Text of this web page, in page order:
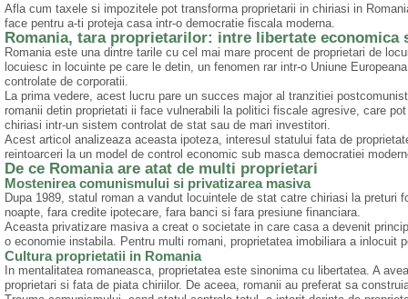
Afla cum taxele si impozitele pot transforma proprietarii in chiriasi in
face pentru a-ti proteja casa intr-o democratie fiscala moderna.
Romania, tara proprietarilor: intre libertate economica
Romania este una dintre tarile cu cel mai mare procent de proprietari de
locuiesc in locuinte pe care le detin, un fenomen rar intr-o Uniune
controlate de corporatii.
La prima vedere, acest lucru pare un succes major al tranzitiei
romanii detin proprietati ii face vulnerabili la politici fiscale agresive, care
chiriasi intr-un sistem controlat de stat sau de mari investitori.
Acest articol analizeaza aceasta ipoteza, interesul statului fata de
reintoarceri la un model de control economic sub masca democratiei
De ce Romania are atat de multi proprietari
Mostenirea comunismului si privatizarea masiva
Dupa 1989, statul roman a vandut locuintele de stat catre chiriasi la preturi
noapte, fara credite ipotecare, fara banci si fara presiune financiara.
Aceasta privatizare masiva a creat o societate in care casa a devenit
o economie instabila. Pentru multi romani, proprietatea imobiliara a inlocuit
Cultura proprietatii in Romania
In mentalitatea romaneasca, proprietatea este sinonima cu libertatea. A
proprietari si fata de piata chiriilor. De aceea, romanii au preferat sa